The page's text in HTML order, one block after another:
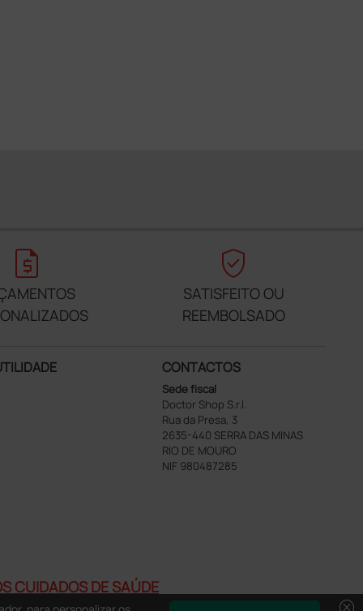
request_quote verified_user
SATISFEITO OU
REEMBOLSADO
CONTACTOS
Sede fiscal
Doctor Shop S.r.l.
Rua da Presa, 3
2635-440 SERRA DAS MINAS
RIO DE MOURO
NIF 980487285
CUIDADOS DE SAÚDE